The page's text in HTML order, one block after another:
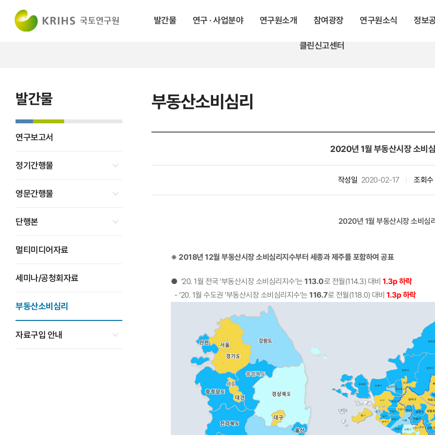
발간물 연구 · 사업분야 연구원소개 참여광장 연구원소식 정보
클린신고센터
부동산소비심리
발간물
연구보고서
정기간행물
영문간행물
단행본
멀티미디어자료
세미나/공청회자료
부동산소비심리
자료구입 안내
2020년 1월 부동산시장 소비
작성일 2020-02-17 조회수
2020년 1월 부동산시장 소비심
※ 2018년 12월 부동산시장 소비심리지수부터 세종과 제주를 포함하여 공표
● ‘20. 1월 전국 ‘부동산시장 소비심리지수’는 113.0로 전월(114.3) 대비 1.3p 하락
- ‘20. 1월 수도권 ‘부동산시장 소비심리지수’는 116.7로 전월(118.0) 대비 1.3p 하락